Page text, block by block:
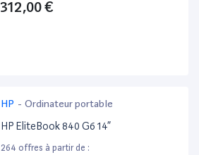
312,00 €
HP - Ordinateur portable
HP EliteBook 840 G6 14”
264 offres à partir de :